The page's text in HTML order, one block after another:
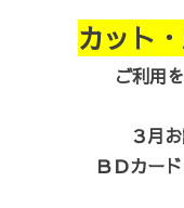
カット
ご利用
３月
ＢＤカー